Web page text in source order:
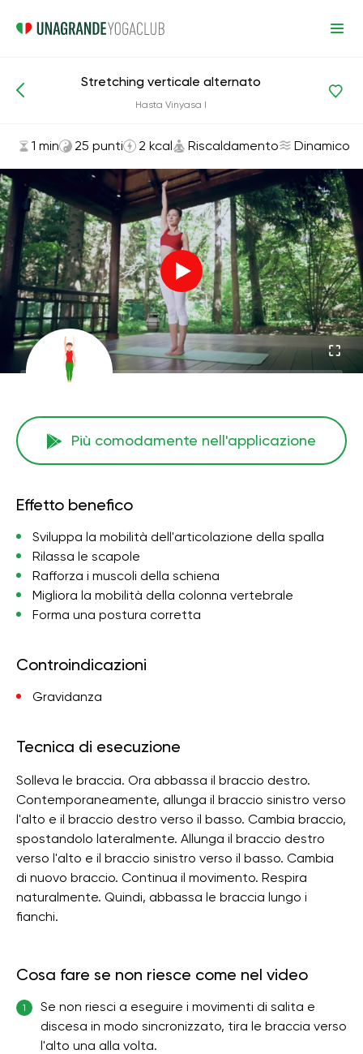
Riscaldamento
Stretching verticale alternato
Hasta Vinyasa I
1 min 25 punti 2 kcal Riscaldamento Dinamico
Più comodamente nell'applicazione
Effetto benefico
Sviluppa la mobilità dell'articolazione della spalla
Rilassa le scapole
Rafforza i muscoli della schiena
Migliora la mobilità della colonna vertebrale
Forma una postura corretta
Controindicazioni
Gravidanza
Tecnica di esecuzione
Solleva le braccia. Ora abbassa il braccio destro.
Contemporaneamente, allunga il braccio sinistro verso
l'alto e il braccio destro verso il basso. Cambia braccio,
spostandolo lateralmente. Allunga il braccio destro
verso l'alto e il braccio sinistro verso il basso. Cambia
di nuovo braccio. Continua il movimento. Respira
naturalmente. Quindi, abbassa le braccia lungo i
fianchi.
Cosa fare se non riesce come nel video
1
Se non riesci a eseguire i movimenti di salita e
discesa in modo sincronizzato, tira le braccia verso
l'alto una alla volta.